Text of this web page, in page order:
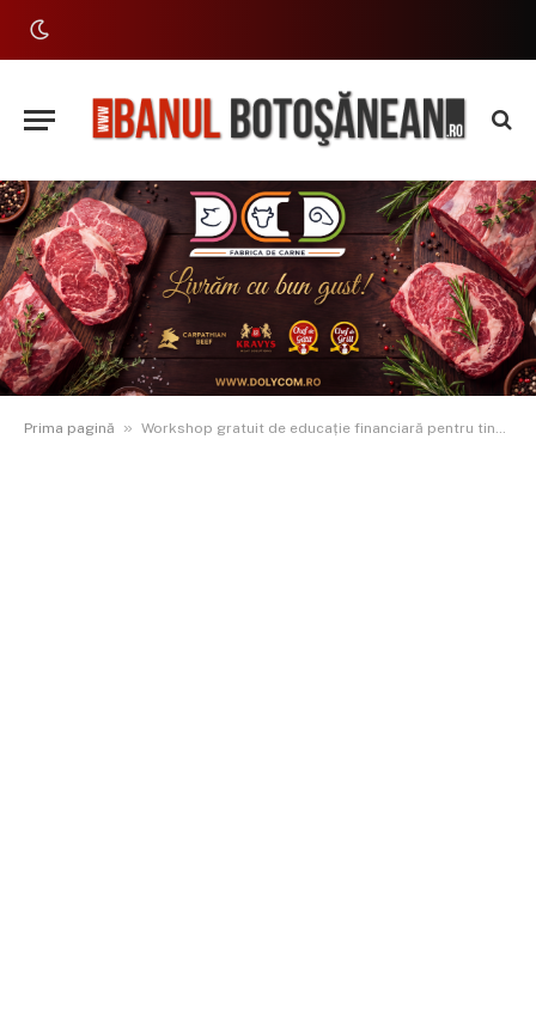
Prima pagină » Workshop gratuit de educație financiară pentru tinerii din Botoșani